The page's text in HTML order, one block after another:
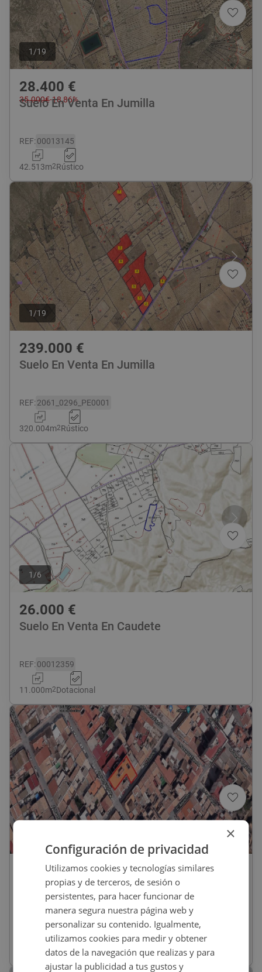
1 /19
28.400 €
35.000€-18,86%
Suelo En Venta En Jumilla
REF:00013145
42.513m2Rústico
1 /19
239.000 €
Suelo En Venta En Jumilla
REF:2061_0296_PE0001
320.004m2Rústico
1 /6
26.000 €
Suelo En Venta En Caudete
REF:00012359
11.000m2Dotacional
62.500€
Suelo En Venta En SAN ESTEBAN, 14,
Molina De Segura
2041_0362_PE0001
Residencial
×
Configuración de privacidad
Utilizamos cookies y tecnologías similares
propias y de terceros, de sesión o
persistentes, para hacer funcionar de
manera segura nuestra página web y
personalizar su contenido. Igualmente,
utilizamos cookies para medir y obtener
datos de la navegación que realizas y para
ajustar la publicidad a tus gustos y